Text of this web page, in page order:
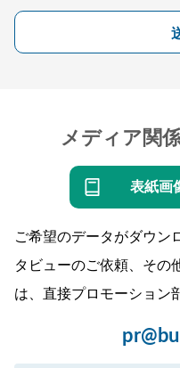
メディア関
表紙画
ご希望のデータがダウン
タビューのご依頼、その
は、直接プロモーション